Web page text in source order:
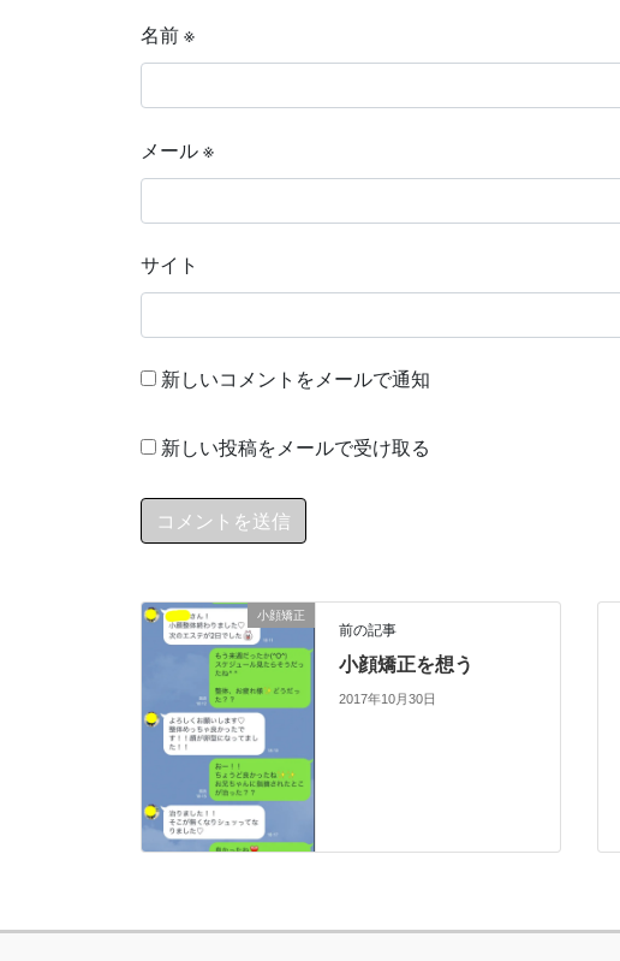
名前※
メール※
サイト
新しいコメントをメールで通知
新しい投稿をメールで受け取る
小顔矯正
前の記事
小顔矯正を想う
2017年10月30日